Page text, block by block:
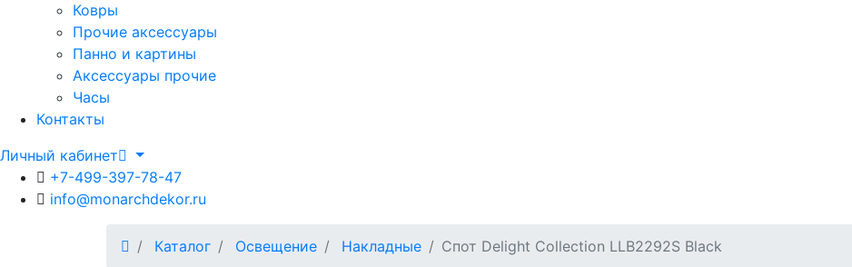
Ковры
Прочие аксессуары
Панно и картины
Аксессуары прочие
Часы
Контакты
Личный кабинет
+7-499-397-78-47
info@monarchdekor.ru
Каталог Освещение Накладные Спот Delight Collection LLB2292S Black